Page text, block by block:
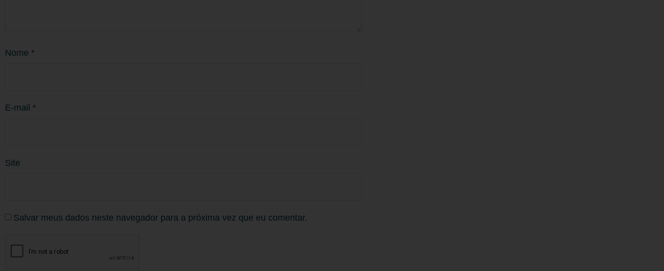
Nome *
E-mail *
Site
Salvar meus dados neste navegador para a próxima vez que eu comentar.